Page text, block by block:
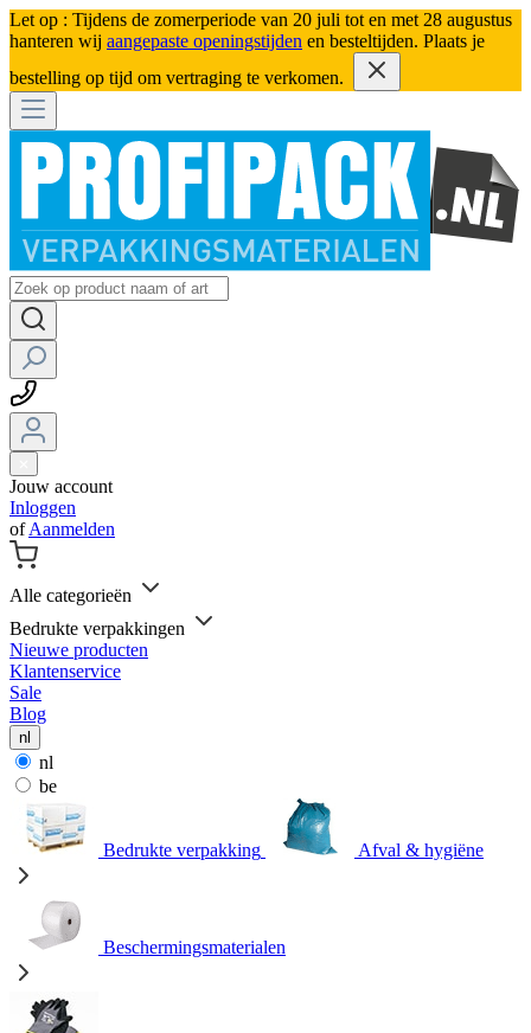
Let op : Tijdens de zomerperiode van 20 juli tot en met 28 augustus
hanteren wij aangepaste openingstijden en besteltijden. Plaats je
bestelling op tijd om vertraging te verkomen.
Jouw account
Inloggen
ofAanmelden
Alle categorieën
Bedrukte verpakkingen
Nieuwe producten
Klantenservice
Sale
Blog
nl
nl
be
Bedrukte verpakking Afval & hygiëne
Beschermingsmaterialen